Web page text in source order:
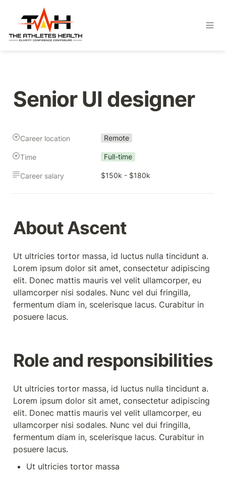
Senior UI designer
Career location Remote
Time Full-time
Career salary $150k - $180k
About Ascent
Ut ultricies tortor massa, id luctus nulla tincidunt a.
Lorem ipsum dolor sit amet, consectetur adipiscing
elit. Donec mattis mauris vel velit ullamcorper, eu
ullamcorper nisi sodales. Nunc vel dui fringilla,
fermentum diam in, scelerisque lacus. Curabitur in
posuere lacus.
Role and responsibilities
Ut ultricies tortor massa, id luctus nulla tincidunt a.
Lorem ipsum dolor sit amet, consectetur adipiscing
elit. Donec mattis mauris vel velit ullamcorper, eu
ullamcorper nisi sodales. Nunc vel dui fringilla,
fermentum diam in, scelerisque lacus. Curabitur in
posuere lacus.
Ut ultricies tortor massa